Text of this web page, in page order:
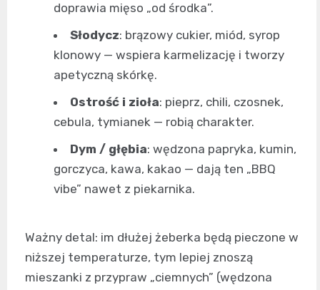
doprawia mięso „od środka”.
Słodycz: brązowy cukier, miód, syrop
klonowy — wspiera karmelizację i tworzy
apetyczną skórkę.
Ostrość i zioła: pieprz, chili, czosnek,
cebula, tymianek — robią charakter.
Dym / głębia: wędzona papryka, kumin,
gorczyca, kawa, kakao — dają ten „BBQ
vibe” nawet z piekarnika.
Ważny detal: im dłużej żeberka będą pieczone w
niższej temperaturze, tym lepiej znoszą
mieszanki z przypraw „ciemnych” (wędzona